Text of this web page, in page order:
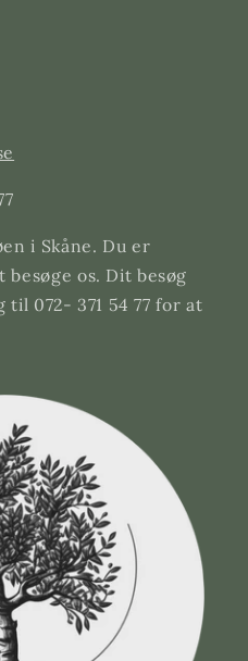
i Skåne. Du er
os. Dit besøg
til 072- 371 54 77 for at